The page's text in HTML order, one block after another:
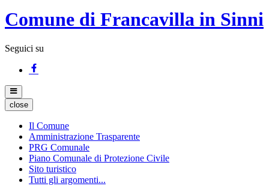
Comune di Francavilla in Sinni
Seguici su
close
Il Comune
Amministrazione Trasparente
PRG Comunale
Piano Comunale di Protezione Civile
Sito turistico
Tutti gli argomenti...